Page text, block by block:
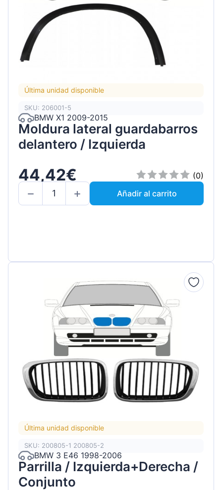
Última unidad disponible
SKU: 206001-5
BMW X1 2009-2015
Moldura lateral guardabarros
delantero / Izquierda
44,42€
(0)
Añadir al carrito
Última unidad disponible
SKU: 200805-1 200805-2
BMW 3 E46 1998-2006
Parrilla / Izquierda+Derecha /
Conjunto